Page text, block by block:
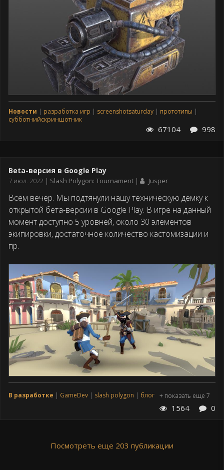
Новости разработка игр screenshotsaturday
прототипы
субботнийскриншотник
67104 998
Beta-версия в Google Play
Дата
7 июл. 2022 Slash Polygon: Tournament Jusper
Всем вечер. Мы подтянули нашу техническую демку к
открытой бета-версии в Google Play. В игре на данный
момент доступно 5 уровней, около 30 элементов
экипировки, достаточное количество кастомизации и
пр.
В разработке GameDev slash polygon блог + показать еще 7
1564 0
Посмотреть еще 203 публикации